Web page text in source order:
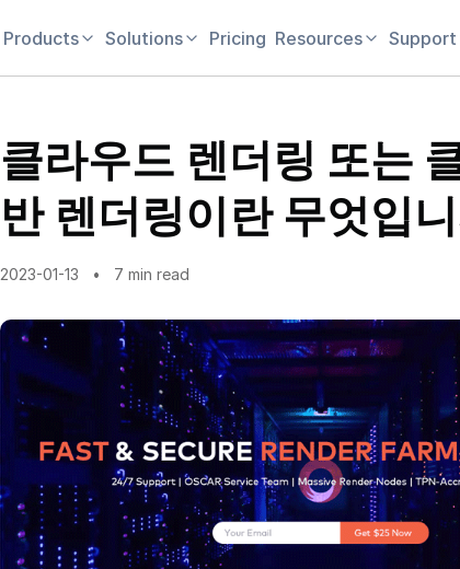
Products Solutions Pricing Resources Support
클라우드 렌더링 또는
반 렌더링이란 무엇입
2023-01-13 7 min read